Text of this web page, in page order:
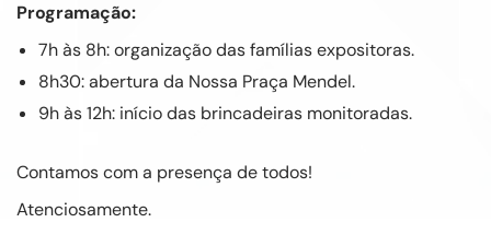
Programação:
7h às 8h: organização das famílias expositoras.
8h30: abertura da Nossa Praça Mendel.
9h às 12h: início das brincadeiras monitoradas.
Contamos com a presença de todos!
Atenciosamente.